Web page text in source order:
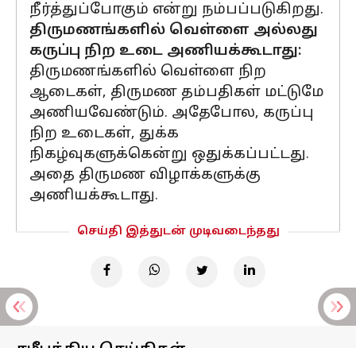
நீர்த்துப்போகும் என்று நம்பப்படுகிறது.
திருமணங்களில் வெள்ளை அல்லது
கருப்பு நிற உடை அணியக்கூடாது:
திருமணங்களில் வெள்ளை நிற
ஆடைகள், திருமண தம்பதிகள் மட்டுமே
அணியவேண்டும். அதேபோல, கருப்பு
நிற உடைகள், துக்க
நிகழ்வுகளுக்கென்று ஒதுக்கப்பட்டது.
அதை திருமண விழாக்களுக்கு
அணியக்கூடாது.
செய்தி இத்துடன் முடிவடைந்தது